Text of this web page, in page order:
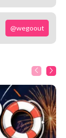
@wegoout